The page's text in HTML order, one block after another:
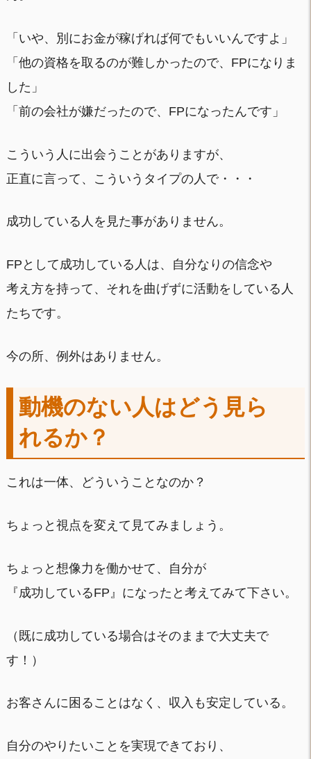
「いや、別にお金が稼げれば何でもいいんですよ」
「他の資格を取るのが難しかったので、FPになりま
した」
「前の会社が嫌だったので、FPになったんです」
こういう人に出会うことがありますが、
正直に言って、こういうタイプの人で・・・
成功している人を見た事がありません。
FPとして成功している人は、自分なりの信念や
考え方を持って、それを曲げずに活動をしている人
たちです。
今の所、例外はありません。
動機のない人はどう見ら
れるか？
これは一体、どういうことなのか？
ちょっと視点を変えて見てみましょう。
ちょっと想像力を働かせて、自分が
『成功しているFP』になったと考えてみて下さい。
（既に成功している場合はそのままで大丈夫で
す！）
お客さんに困ることはなく、収入も安定している。
自分のやりたいことを実現できており、